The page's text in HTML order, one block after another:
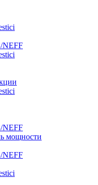
NEFF
NEFF
мощности
NEFF